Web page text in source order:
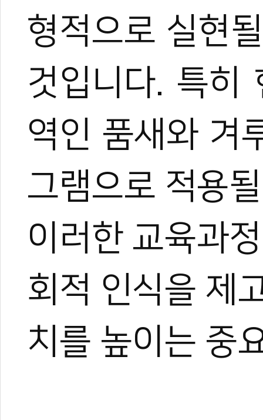
형적으로 실현
것입니다. 특히
역인 품새와 겨
그램으로 적용
이러한 교육과
회적 인식을 제
치를 높이는 중